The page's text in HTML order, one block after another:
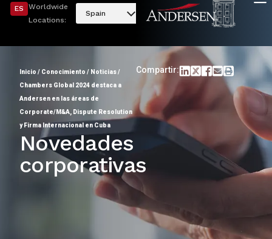
ES
Worldwide
Locations:
Spain
Inicio / Conocimiento / Noticias/
Chambers Global 2024 destaca a
Andersen en las áreas de
Corporate/M&A, Dispute Resolution
y Firma Internacional en Cuba
Compartir:
Novedades
corporativas